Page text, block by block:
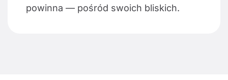
powinna — pośród swoich bliskich.